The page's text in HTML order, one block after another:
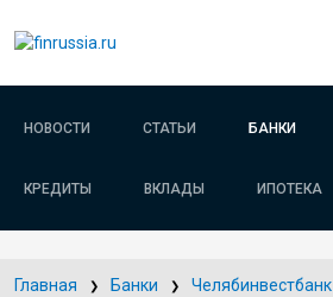
НОВОСТИ СТАТЬИ БАНКИ
КРЕДИТЫ ВКЛАДЫ ИПОТЕКА
Главная Банки Челябинвестбанк